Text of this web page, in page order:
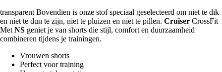
transparent Bovendien is onze stof speciaal geselecteerd om niet te dik
en niet te dun te zijn, niet te pluizen en niet te pillen. Cruiser CrossFit
Met NS geniet je van shorts die stijl, comfort en duurzaamheid
combineren tijdens je trainingen.
Vrouwen shorts
Perfect voor training